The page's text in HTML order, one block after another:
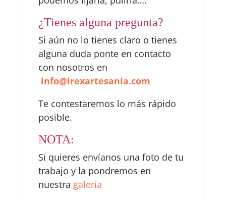
¿Tienes alguna pregunta?
Si aún no lo tienes claro o tienes
alguna duda ponte en contacto
con nosotros en
info@irexartesania.com
Te contestaremos lo más rápido
posible.
NOTA:
Si quieres envíanos una foto de tu
trabajo y la pondremos en
nuestra galería